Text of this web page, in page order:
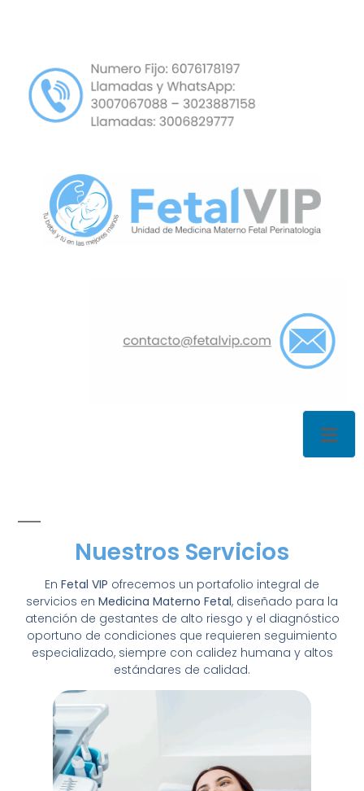
Nuestros Servicios
En Fetal VIP ofrecemos un portafolio integral de
servicios en Medicina Materno Fetal, diseñado para la
atención de gestantes de alto riesgo y el diagnóstico
oportuno de condiciones que requieren seguimiento
especializado, siempre con calidez humana y altos
estándares de calidad.